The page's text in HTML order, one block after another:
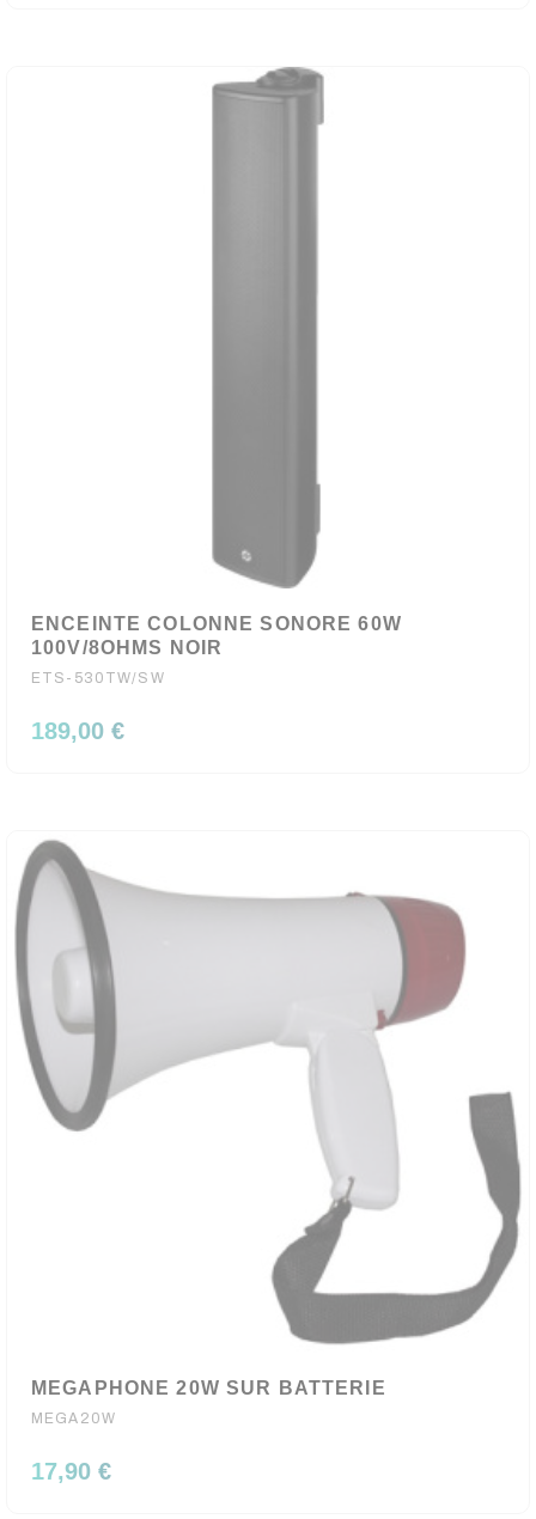
ENCEINTE COLONNE SONORE 60W
100V/8OHMS NOIR
ETS-530TW/SW
189,00 €
MEGAPHONE 20W SUR BATTERIE
MEGA20W
17,90 €